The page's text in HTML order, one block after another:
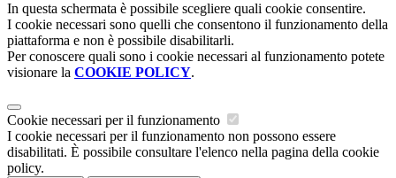
In questa schermata è possibile scegliere quali cookie consentire.
I cookie necessari sono quelli che consentono il funzionamento della
piattaforma e non è possibile disabilitarli.
Per conoscere quali sono i cookie necessari al funzionamento potete
visionare la COOKIE POLICY.
Cookie necessari per il funzionamento
I cookie necessari per il funzionamento non possono essere
disabilitati. È possibile consultare l'elenco nella pagina della cookie
policy.